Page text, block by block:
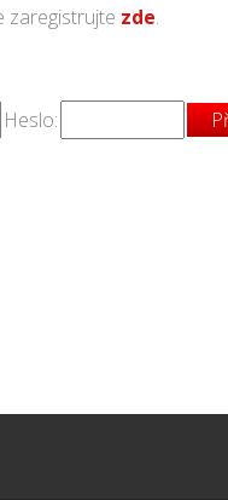
zaregistrujte zde.
Heslo: